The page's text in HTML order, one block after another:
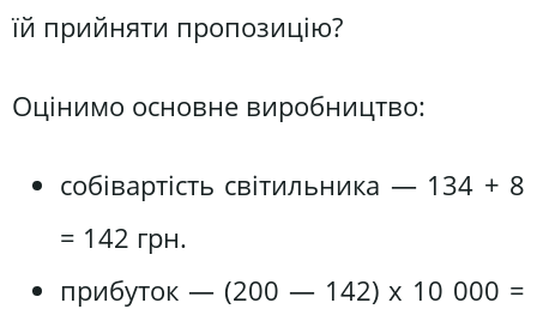
їй прийняти пропозицію?
Оцінимо основне виробництво:
собівартість світильника — 134 + 8
= 142 грн.
прибуток — (200 — 142) х 10 000 =